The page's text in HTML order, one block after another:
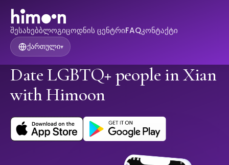
შესახებბლოგიცოდნის ცენტრიFAQკონტაქტი
ქართული▾
Date LGBTQ+ people in Xian
with Himoon